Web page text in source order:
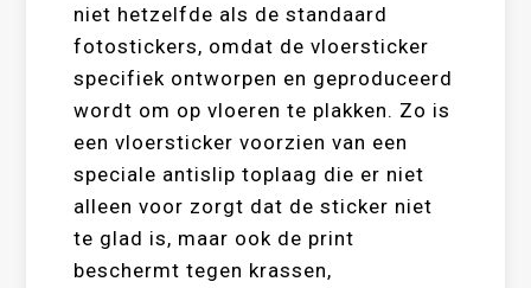
niet hetzelfde als de standaard
fotostickers, omdat de vloersticker
specifiek ontworpen en geproduceerd
wordt om op vloeren te plakken. Zo is
een vloersticker voorzien van een
speciale antislip toplaag die er niet
alleen voor zorgt dat de sticker niet
te glad is, maar ook de print
beschermt tegen krassen,